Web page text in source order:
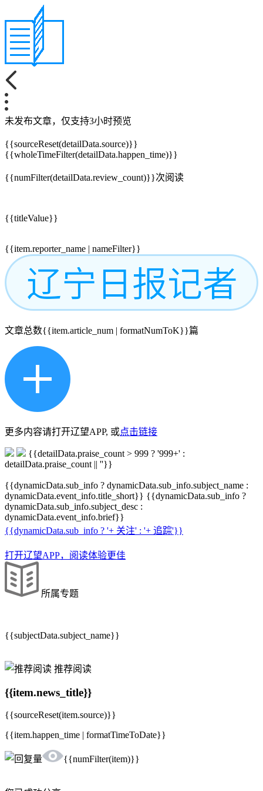
未发布文章，仅支持3小时预览
{{sourceReset(detailData.source)}}
{{wholeTimeFilter(detailData.happen_time)}}
{{numFilter(detailData.review_count)}}次阅读
{{titleValue}}
{{item.reporter_name | nameFilter}}
文章总数{{item.article_num | formatNumToK}}篇
更多内容请打开辽望APP, 或点击链接
{{detailData.praise_count > 999 ? '999+' :
detailData.praise_count || ''}}
{{dynamicData.sub_info ? dynamicData.sub_info.subject_name :
dynamicData.event_info.title_short}} {{dynamicData.sub_info ?
dynamicData.sub_info.subject_desc :
dynamicData.event_info.brief}}
{{dynamicData.sub_info ? '+ 关注' : '+ 追踪'}}
打开辽望APP，阅读体验更佳
所属专题
{{subjectData.subject_name}}
推荐阅读
{{item.news_title}}
{{sourceReset(item.source)}}
{{item.happen_time | formatTimeToDate}}
{{numFilter(item)}}